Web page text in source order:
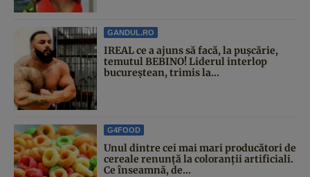
GANDUL.RO
IREAL ce a ajuns să facă, la pușcărie,
temutul BEBINO! Liderul interlop
bucureștean, trimis la...
G4FOOD
Unul dintre cei mai mari producători de
cereale renunță la coloranții artificiali.
Ce înseamnă, de...